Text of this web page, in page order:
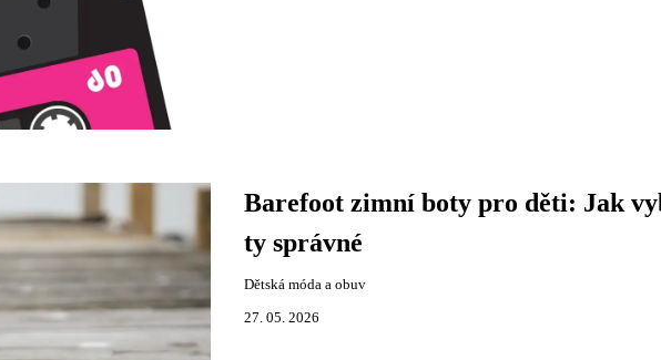
Barefoot zimní boty pro děti: Jak
ty správné
Dětská móda a obuv
27. 05. 2026